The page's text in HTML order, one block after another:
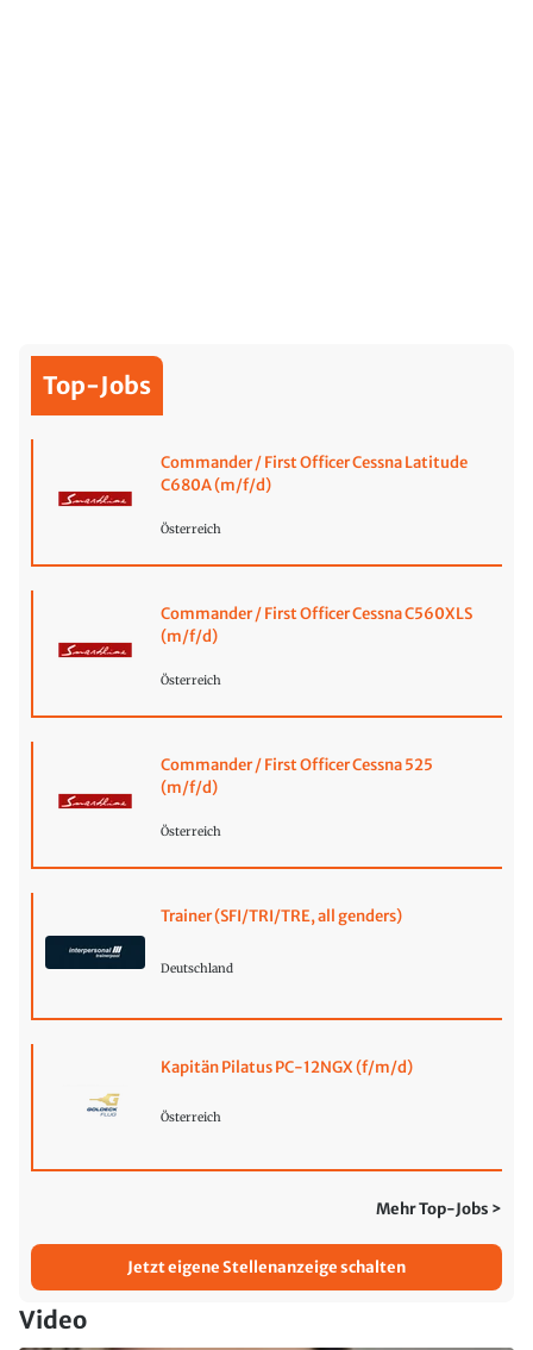
Top-Jobs
Commander / First Officer Cessna Latitude
C680A (m/f/d)
Österreich
Commander / First Officer Cessna C560XLS
(m/f/d)
Österreich
Commander / First Officer Cessna 525
(m/f/d)
Österreich
Trainer (SFI/TRI/TRE, all genders)
Deutschland
Kapitän Pilatus PC-12NGX (f/m/d)
Österreich
Mehr Top-Jobs >
Jetzt eigene Stellenanzeige schalten
Video